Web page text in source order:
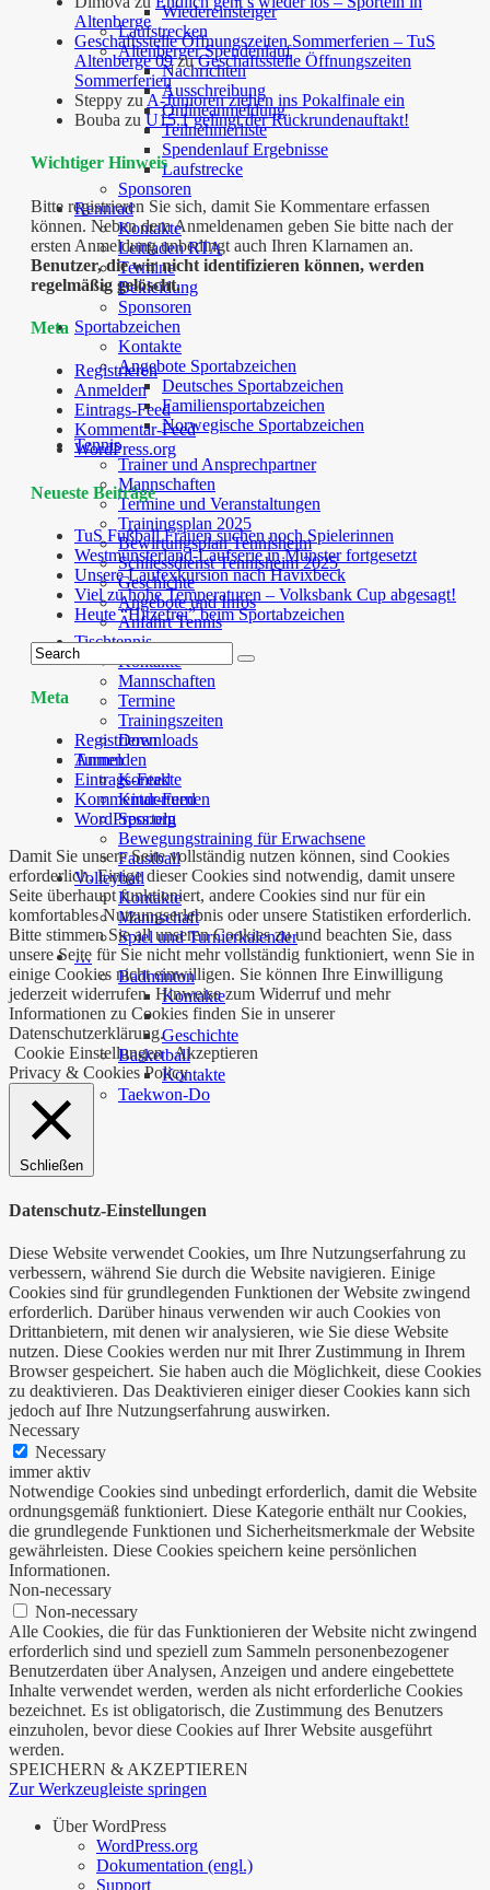
Wiedereinsteiger
Laufstrecken
Altenberger Spendenlauf
Nachrichten
Ausschreibung
Onlineanmeldung
Teilnehmerliste
Spendenlauf Ergebnisse
Laufstrecke
Sponsoren
Rennrad
Kontakte
Leitfaden RTA
Termine
Bekleidung
Sponsoren
Sportabzeichen
Kontakte
Angebote Sportabzeichen
Deutsches Sportabzeichen
Familiensportabzeichen
Norwegische Sportabzeichen
Tennis
Trainer und Ansprechpartner
Mannschaften
Termine und Veranstaltungen
Trainingsplan 2025
Bewirtungsplan Tennisheim
Schliessdienst Tennisheim 2025
Geschichte
Angebote und Infos
Anfahrt Tennis
Tischtennis
Kontakte
Mannschaften
Termine
Trainingszeiten
Downloads
Turnen
Kontakte
Kinderturnen
Sporteln
Bewegungstraining für Erwachsene
Faustball
Volleyball
Kontakte
Mannschaft
Spiel und Turnierkalender
…
Badminton
Kontakte
Geschichte
Basketball
Kontakte
Taekwon-Do
Altenberge
Geschäftsstelle Öffnungszeiten Sommerferien – TuS
Altenberge 09zuGeschäftsstelle Öffnungszeiten
Sommerferien
Steppy zuA-Junioren ziehen ins Pokalfinale ein
Bouba zuU15.1 gelingt der Rückrundenauftakt!
Wichtiger Hinweis
Bitte registrieren Sie sich, damit Sie Kommentare erfassen
können. Neben dem Anmeldenamen geben Sie bitte nach der
ersten Anmeldung unbedingt auch Ihren Klarnamen an.
Benutzer, die wir nicht identifizieren können, werden
regelmäßig gelöscht.
Meta
Registrieren
Anmelden
Eintrags-Feed
Kommentar-Feed
WordPress.org
Neueste Beiträge
TuS Fußball Frauen suchen noch Spielerinnen
Westmünsterland-Laufserie in Münster fortgesetzt
Unsere Laufexkursion nach Havixbeck
Viel zu hohe Temperaturen – Volksbank Cup abgesagt!
Heute “Hitzefrei” beim Sportabzeichen
Meta
Registrieren
Anmelden
Eintrags-Feed
Kommentar-Feed
WordPress.org
Damit Sie unsere Seite vollständig nutzen können, sind Cookies
erforderlich. Einige dieser Cookies sind notwendig, damit unsere
Seite überhaupt funktioniert, andere Cookies sind nur für ein
komfortables Nutzungserlebnis oder unsere Statistiken erforderlich.
Bitte stimmen Sie all unseren Cookies zu und beachten Sie, dass
unsere Seite für Sie nicht mehr vollständig funktioniert, wenn Sie in
einige Cookies nicht einwilligen. Sie können Ihre Einwilligung
jederzeit widerrufen. Hinweise zum Widerruf und mehr
Informationen zu Cookies finden Sie in unserer
Datenschutzerklärung.
Cookie Einstellungen Akzeptieren
Privacy & Cookies Policy
Schließen
Datenschutz-Einstellungen
Diese Website verwendet Cookies, um Ihre Nutzungserfahrung zu
verbessern, während Sie durch die Website navigieren. Einige
Cookies sind für grundlegenden Funktionen der Website zwingend
erforderlich. Darüber hinaus verwenden wir auch Cookies von
Drittanbietern, mit denen wir analysieren, wie Sie diese Website
nutzen. Diese Cookies werden nur mit Ihrer Zustimmung in Ihrem
Browser gespeichert. Sie haben auch die Möglichkeit, diese Cookies
zu deaktivieren. Das Deaktivieren einiger dieser Cookies kann sich
jedoch auf Ihre Nutzungserfahrung auswirken.
Necessary
Necessary
immer aktiv
Notwendige Cookies sind unbedingt erforderlich, damit die Website
ordnungsgemäß funktioniert. Diese Kategorie enthält nur Cookies,
die grundlegende Funktionen und Sicherheitsmerkmale der Website
gewährleisten. Diese Cookies speichern keine persönlichen
Informationen.
Non-necessary
Non-necessary
Alle Cookies, die für das Funktionieren der Website nicht zwingend
erforderlich sind und speziell zum Sammeln personenbezogener
Benutzerdaten über Analysen, Anzeigen und andere eingebettete
Inhalte verwendet werden, werden als nicht erforderliche Cookies
bezeichnet. Es ist obligatorisch, die Zustimmung des Benutzers
einzuholen, bevor diese Cookies auf Ihrer Website ausgeführt
werden.
SPEICHERN & AKZEPTIEREN
Zur Werkzeugleiste springen
Über WordPress
WordPress.org
Dokumentation (engl.)
Support